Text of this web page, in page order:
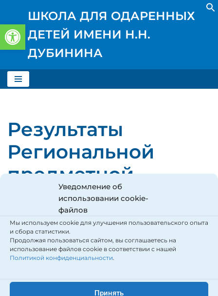
Уведомление об
использовании cookie-
файлов
Мы используем cookie для улучшения пользовательского опыта
и сбора статистики.
Продолжая пользоваться сайтом, вы соглашаетесь на
использование файлов cookie в соответствии с нашей
Политикой конфиденциальности.
Принять
Открыть панель инструментов
Перейти
к
содержимому
ШКОЛА ДЛЯ ОДАРЕННЫХ
ДЕТЕЙ ИМЕНИ Н.Н.
ДУБИНИНА
Результаты
Региональной
предметной
олимпиады
школьников им.
Н.Н. Дубинина
будут
опубликованы на